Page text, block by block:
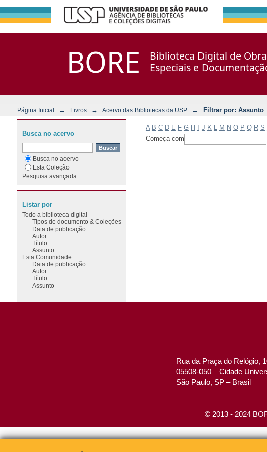
BORE
Biblioteca Digital de
Especiais e
Página Inicial → Livros → Acervo das Bibliotecas da USP → Filtrar por: Assunto
A B C D E F G H J K M N O P Q R S
Começa com
Busca no acervo
Busca no acervo
Esta Coleção
Pesquisa avançada
Listar por
Todo a biblioteca digital
Tipos de documento & Coleções
Data de publicação
Autor
Título
Assunto
Esta Comunidade
Data de publicação
Autor
Título
Assunto
Rua da Praça do Relógio,
05508-050 – Cidade
São Paulo, SP – Brasil
© 2013 - 2024